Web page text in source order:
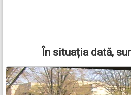
În situația dată,